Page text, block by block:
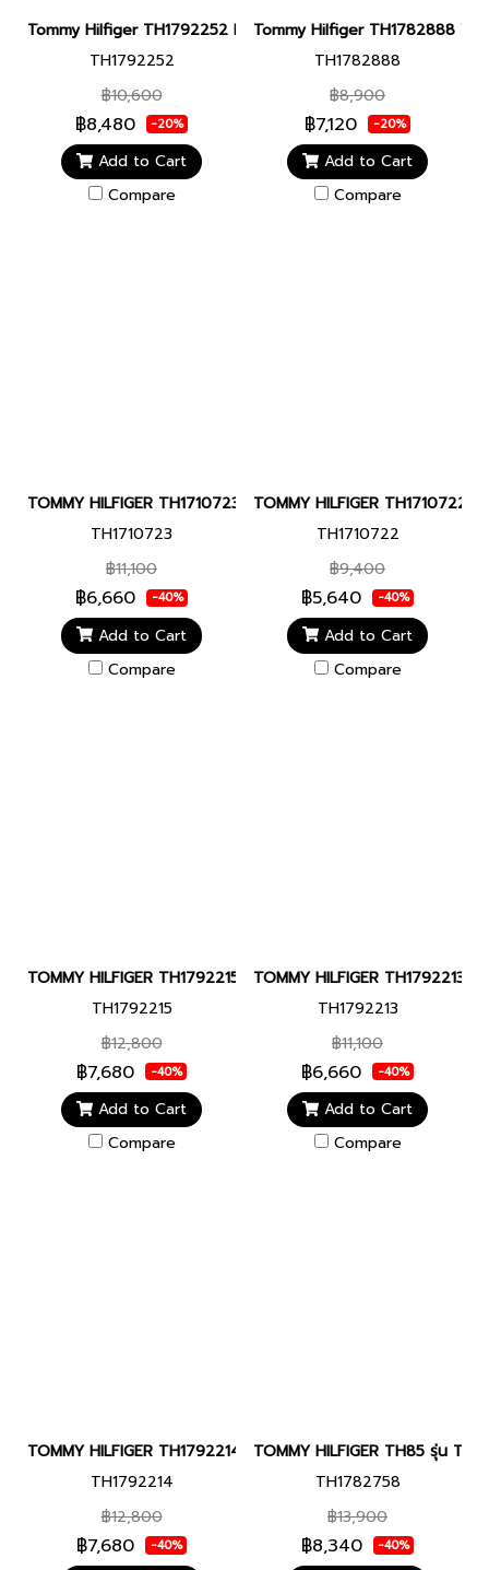
Tommy Hilfiger TH1792252 Men watch นาฬิกาข้อมือ นาฬิกา ผู้ชาย
TH1792252
฿10,600
฿8,480 -20%
Add to Cart
Compare
Tommy Hilfiger TH1782888
TH1782888
฿8,900
฿7,120 -20%
Add to Cart
Compare
TOMMY HILFIGER TH1710723 HUDSON 40 MM นาฬิกาข้อมือ นาฬิ
TH1710723
฿11,100
฿6,660 -40%
Add to Cart
Compare
TOMMY HILFIGER TH1710722
TH1710722
฿9,400
฿5,640 -40%
Add to Cart
Compare
TOMMY HILFIGER TH1792215 TH85 CHRONOGRAPH 41 MM น
TH1792215
฿12,800
฿7,680 -40%
Add to Cart
Compare
TOMMY HILFIGER TH1792213
TH1792213
฿11,100
฿6,660 -40%
Add to Cart
Compare
TOMMY HILFIGER TH1792214 TH85 CHRONOGRAPH 41 MM น
TH1792214
฿12,800
฿7,680 -40%
TOMMY HILFIGER TH85 รุ่น
TH1782758
฿13,900
฿8,340 -40%